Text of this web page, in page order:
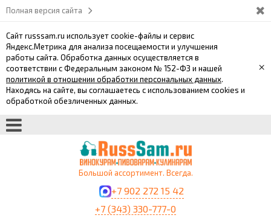
Полная версия сайта
Сайт russsam.ru использует cookie-файлы и сервис
Яндекс.Метрика для анализа посещаемости и улучшения
работы сайта. Обработка данных осуществляется в
соответствии с Федеральным законом № 152-ФЗ и нашей
политикой в отношении обработки персональных данных.
Находясь на сайте, вы соглашаетесь с использованием cookies и
обработкой обезличенных данных.
×
Большой ассортимент. Всегда.
+7 902 272 15 42
+7 (343) 330-777-0